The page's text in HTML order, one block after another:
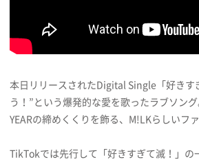
本日リリースされたDigital Single「好きす
う！”という爆発的な愛を歌ったラブソン
YEARの締めくくりを飾る、M!LKらしいフ
TikTokでは先行して「好きすぎて滅！」